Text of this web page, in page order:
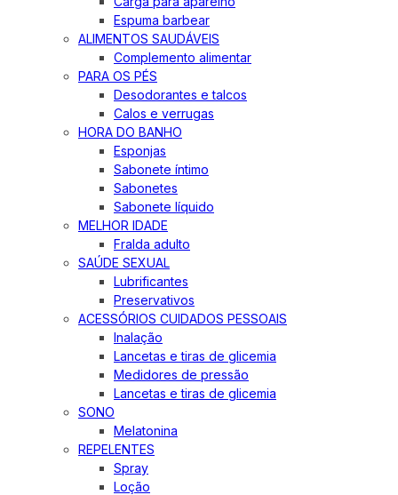
Espuma barbear
ALIMENTOS SAUDÁVEIS
Complemento alimentar
PARA OS PÉS
Desodorantes e talcos
Calos e verrugas
HORA DO BANHO
Esponjas
Sabonete íntimo
Sabonetes
Sabonete líquido
MELHOR IDADE
Fralda adulto
SAÚDE SEXUAL
Lubrificantes
Preservativos
ACESSÓRIOS CUIDADOS PESSOAIS
Inalação
Lancetas e tiras de glicemia
Medidores de pressão
Lancetas e tiras de glicemia
SONO
Melatonina
REPELENTES
Spray
Loção